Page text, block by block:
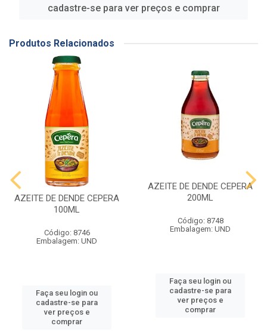
cadastre-se para ver preços e comprar
Produtos Relacionados
AZEITE DE DENDE CEPERA
100ML
Código: 8746
Embalagem: UND
Faça seu login ou
cadastre-se para
ver preços e
comprar
AZEITE DE DENDE CEPERA
200ML
Código: 8748
Embalagem: UND
Faça seu login ou
cadastre-se para
ver preços e
comprar